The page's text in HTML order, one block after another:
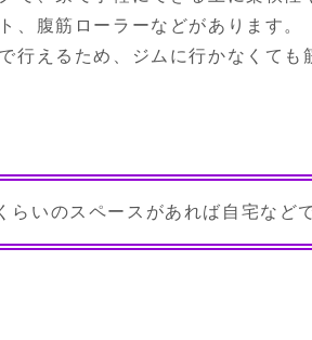
、腹筋ローラーなどがあります。
行えるため、ジムに行かなくても
らいのスペースがあれば自宅など